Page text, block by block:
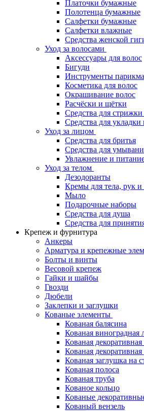
Платочки бумажные
Полотенца бумажные
Салфетки бумажные
Салфетки влажные
Средства женской
Уход за волосами
Аксессуары для волос
Бигуди
Инструменты
Косметика для волос
Окрашивание волос
Расчёски и щётки
Средства для стрижки
Средства для укладки
Уход за лицом
Средства для бритья
Средства для
Увлажнение и
Уход за телом
Дезодоранты
Кремы для тела, рук и
Мыло
Подарочные наборы
Средства для душа
Средства для
Крепеж и фурнитура
Анкеры
Арматура и крепежные
Болты и винты
Весовой крепеж
Гайки и шайбы
Гвозди
Дюбели
Заклепки и заглушки
Кованые элементы
Кованая балясина
Кованая виноградная
Кованая декоративная
Кованая декоративная
Кованая заглушка на
Кованая полоса
Кованая труба
Кованое кольцо
Кованые
Кованый вензель